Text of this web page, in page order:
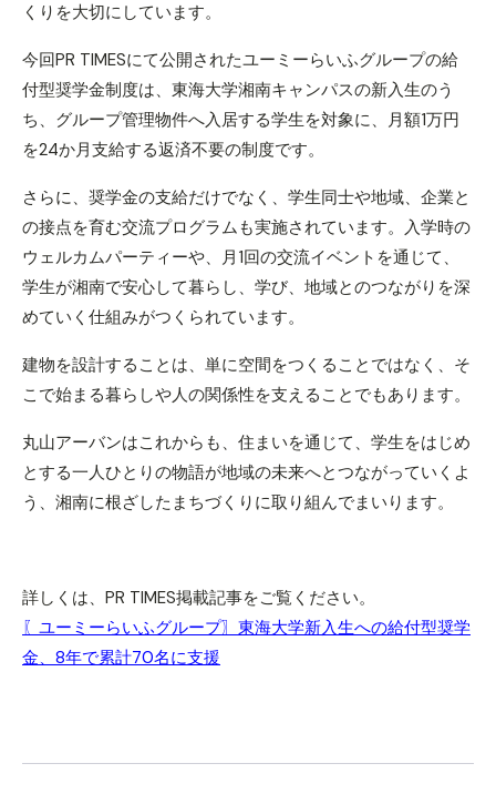
くりを大切にしています。
今回PR TIMESにて公開されたユーミーらいふグループの給
付型奨学金制度は、東海大学湘南キャンパスの新入生のう
ち、グループ管理物件へ入居する学生を対象に、月額1万円
を24か月支給する返済不要の制度です。
さらに、奨学金の支給だけでなく、学生同士や地域、企業と
の接点を育む交流プログラムも実施されています。入学時の
ウェルカムパーティーや、月1回の交流イベントを通じて、
学生が湘南で安心して暮らし、学び、地域とのつながりを深
めていく仕組みがつくられています。
建物を設計することは、単に空間をつくることではなく、そ
こで始まる暮らしや人の関係性を支えることでもあります。
丸山アーバンはこれからも、住まいを通じて、学生をはじめ
とする一人ひとりの物語が地域の未来へとつながっていくよ
う、湘南に根ざしたまちづくりに取り組んでまいります。
詳しくは、PR TIMES掲載記事をご覧ください。
〖ユーミーらいふグループ〗東海大学新入生への給付型奨学
金、8年で累計70名に支援